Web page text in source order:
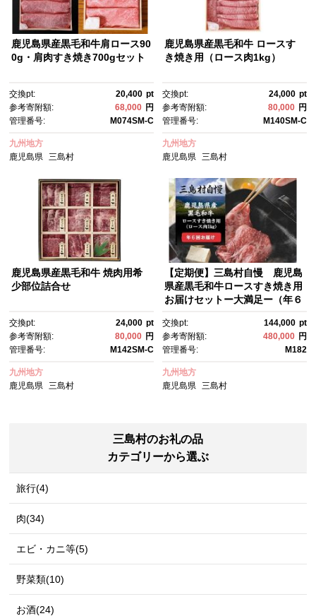
鹿児島県産黒毛和牛肩ロース90
0g・肩肉すき焼き700gセット
交換pt: 20,400 pt
参考寄附額:
68,000 円
管理番号:
M074SM-C
九州地方
鹿児島県
三島村
鹿児島県産黒毛和牛 ロースす
き焼き用（ロース肉1kg）
交換pt: 24,000 pt
参考寄附額:
80,000 円
管理番号:
M140SM-C
九州地方
鹿児島県 三島村
鹿児島県産黒毛和牛 焼肉用希
少部位詰合せ
交換pt: 24,000 pt
参考寄附額:
80,000 円
管理番号:
M142SM-C
九州地方
鹿児島県
三島村
【定期便】三島村自慢 鹿児島
県産黒毛和牛ロースすき焼き用
お届けセットー大満足ー（年６
交換pt: 144,000 pt
参考寄附額:
480,000 円
管理番号:
M182
九州地方
鹿児島県 三島村
三島村のお礼の品
カテゴリーから選ぶ
旅行(4)
肉(34)
エビ・カニ等(5)
野菜類(10)
お酒(24)